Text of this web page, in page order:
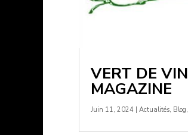
VERT DE VIN
MAGAZINE
Juin 11, 2024 Actualités, Blog,